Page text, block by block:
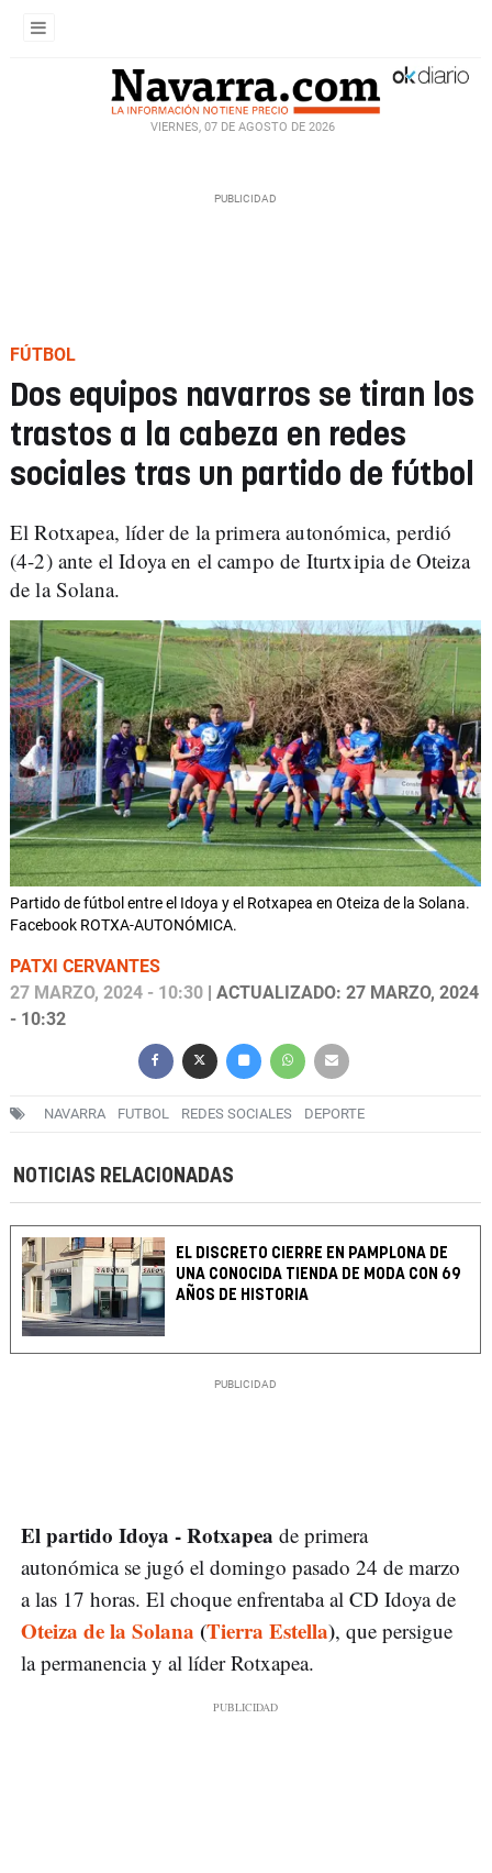
VIERNES, 07 DE AGOSTO DE 2026
FÚTBOL
Dos equipos navarros se tiran los
trastos a la cabeza en redes
sociales tras un partido de fútbol
El Rotxapea, líder de la primera autonómica, perdió
(4-2) ante el Idoya en el campo de Iturtxipia de Oteiza
de la Solana.
Partido de fútbol entre el Idoya y el Rotxapea en Oteiza de la Solana.
Facebook ROTXA-AUTONÓMICA.
PATXI CERVANTES
27 MARZO, 2024 - 10:30 | ACTUALIZADO: 27 MARZO, 2024
- 10:32
NAVARRA FUTBOL REDES SOCIALES DEPORTE
NOTICIAS RELACIONADAS
EL DISCRETO CIERRE EN PAMPLONA DE
UNA CONOCIDA TIENDA DE MODA CON 69
AÑOS DE HISTORIA
El partido Idoya - Rotxapea de primera
autonómica se jugó el domingo pasado 24 de marzo
a las 17 horas. El choque enfrentaba al CD Idoya de
Oteiza de la Solana (Tierra Estella), que persigue
la permanencia y al líder Rotxapea.